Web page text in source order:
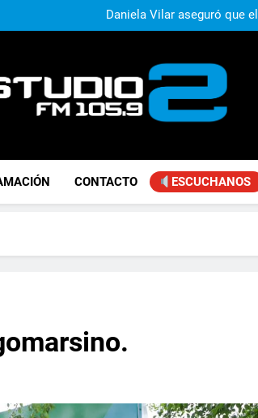
Daniela Vilar aseguró que
extranjeros y advirtió
Claudio Caprarulo
Daniela Vilar aseguró que
extranjeros y advirtió
Claudio Caprarulo
muestra
Carlos Linares afirmó que
ley de tierras y advirtió un
Paco Olveira
2
CONTACTO ESCUCHANOS